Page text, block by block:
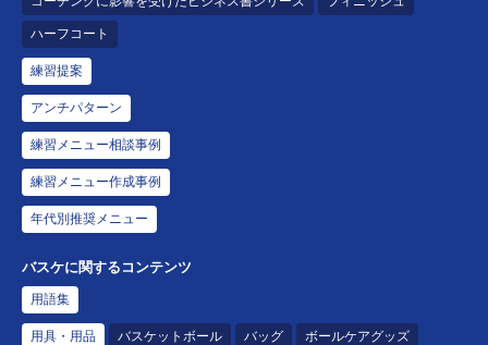
ハーフコート
練習提案
アンチパターン
練習メニュー相談事例
練習メニュー作成事例
年代別推奨メニュー
バスケに関するコンテンツ
用語集
用具・用品 バスケットボール バッグ ボールケアグッズ